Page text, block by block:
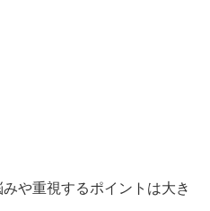
や重視するポイントは大き